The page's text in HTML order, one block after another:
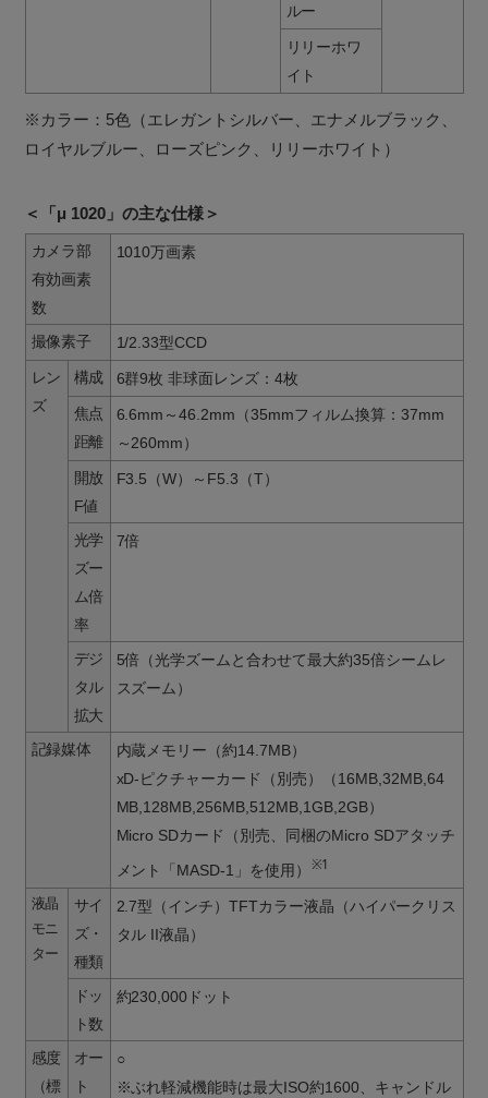
ルー
リリーホワ
イト
※カラー：5色（エレガントシルバー、エナメルブラック、
ロイヤルブルー、ローズピンク、リリーホワイト）
＜「μ 1020」の主な仕様＞
カメラ部
有効画素
数
1010万画素
撮像素子
1/2.33型CCD
レン
ズ
構成
6群9枚 非球面レンズ：4枚
焦点
距離
6.6mm～46.2mm（35mmフィルム換算：37mm
～260mm）
開放
F値
F3.5（W）～F5.3（T）
光学
ズー
ム倍
率
7倍
デジ
タル
拡大
5倍（光学ズームと合わせて最大約35倍シームレ
スズーム）
記録媒体
内蔵メモリー（約14.7MB）
xD-ピクチャーカード（別売）（16MB,32MB,64
MB,128MB,256MB,512MB,1GB,2GB）
Micro SDカード（別売、同梱のMicro SDアタッチ
メント「MASD-1」を使用） ※1
液晶
モニ
ター
サイ
ズ・
種類
2.7型（インチ）TFTカラー液晶（ハイパークリス
タル II液晶）
ドッ
ト数
約230,000ドット
感度
（標
オー
ト
○
※ぶれ軽減機能時は最大ISO約1600、キャンドル